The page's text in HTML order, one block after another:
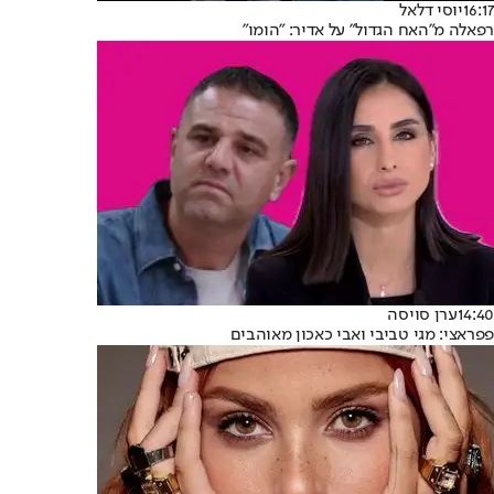
16:17יוסי דלאל
רפאלה מ"האח הגדול" על אדיר: "הומו"
14:40ערן סויסה
פפראצי: מגי טביבי ואבי כאכון מאוהבים